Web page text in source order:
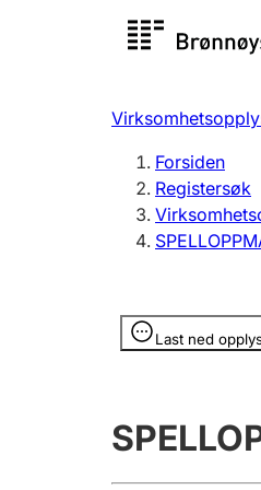
Registersøk
Registrere,
Forsiden
Registersøk
Last ned
Opplysninger er